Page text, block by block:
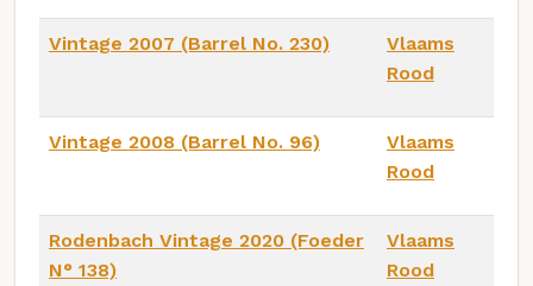
Vintage 2007 (Barrel No. 230)
Vlaams
Rood
Vintage 2008 (Barrel No. 96)
Vlaams
Rood
Rodenbach Vintage 2020 (Foeder
N° 138)
Vlaams
Rood